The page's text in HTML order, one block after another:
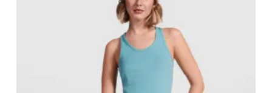
da
5,82 €
a
8,32 €